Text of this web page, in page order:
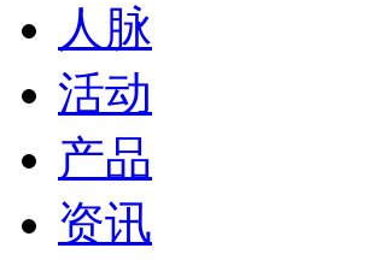
人脉
活动
产品
资讯